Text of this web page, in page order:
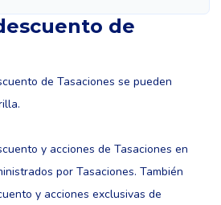
de
de Tasaciones se pueden
y acciones de Tasaciones en
por Tasaciones. También
y acciones exclusivas de